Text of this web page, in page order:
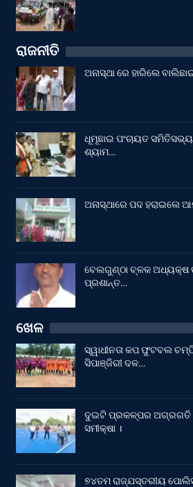
ରାଜନୀତି
ଅନାସ୍ଥା ରେ ହାରିଲେ
ଧୂମୂଛାଇ ପଂଚାୟତ ସମିତିସଭ୍ୟ
ଶ୍ୟାମ…
ଅନାସ୍ଥାରେ ପଦ ହରାଇଲେ
ବେଲଗୁଣ୍ଠା ବ୍ଳକ ଅଧ୍ୟକ୍ଷ
ପ୍ରଶାନ୍ତ…
ଖେଳ
ସ୍ୱାଧୀନତା କପ ଫୁଟବଲ
ସିପାଞ୍ଜିରୀ ଦଳ…
ଦୁଇଟି ପ୍ରକଳ୍ପର ଅଗ୍ରଗତି
ସମୀକ୍ଷା ।
୭୪ତମ ରାଜ୍ଯସ୍ତରୀୟ